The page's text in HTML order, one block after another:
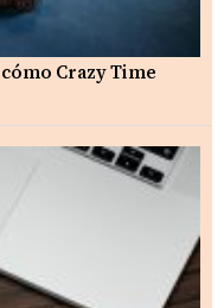
Crazy Time